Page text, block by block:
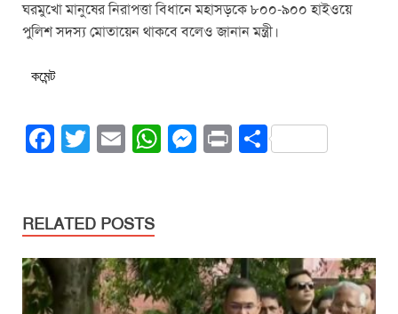
ঘরমুখো মানুষের নিরাপত্তা বিধানে মহাসড়কে ৮০০-৯০০ হাইওয়ে
পুলিশ সদস্য মোতায়েন থাকবে বলেও জানান মন্ত্রী।
কমেন্ট
F
e
b
o
T
er
E
W
A
p
M
n
g
Pr S
RELATED POSTS